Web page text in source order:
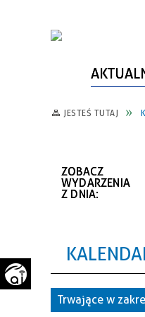
WŁADZE
URZĄD
STRATEGIE,
FUNDUSZE
PARTNERZY,
JEDNOSTKI
INWESTYCJE
POWIATOWY
SPORT
SZLAKI
ZAŁATW
ZWIERZĘTA
INFORMATOR
JESTEŚ TUTAJ
ZOBACZ
WYDARZENIA
Z DNIA:
Trwające w